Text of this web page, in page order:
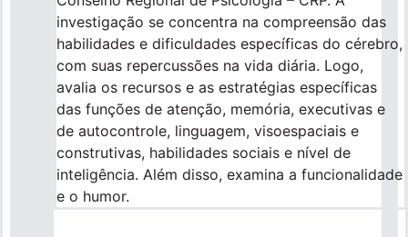
investigação se concentra na compreensão das
habilidades e dificuldades específicas do cérebro,
com suas repercussões na vida diária. Logo,
avalia os recursos e as estratégias específicas
das funções de atenção, memória, executivas e
de autocontrole, linguagem, visoespaciais e
construtivas, habilidades sociais e nível de
inteligência. Além disso, examina a funcionalidade
e o humor.